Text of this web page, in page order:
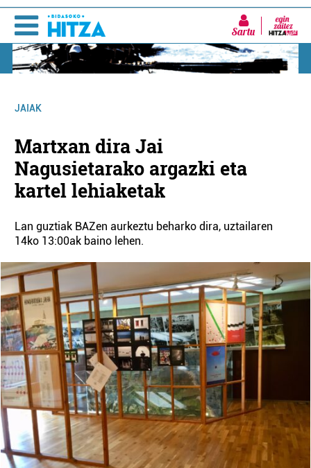
Sartu
JAIAK
Martxan dira Jai
Nagusietarako argazki eta
kartel lehiaketak
Lan guztiak BAZen aurkeztu beharko dira, uztailaren
14ko 13:00ak baino lehen.